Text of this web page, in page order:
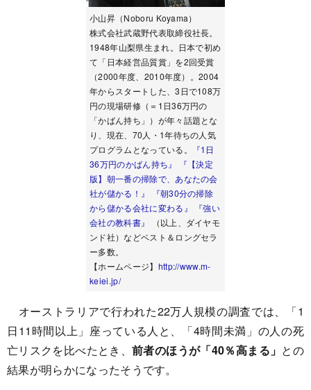
小山昇（Noboru Koyama）
株式会社武蔵野代表取締役社長。
1948年山梨県生まれ。日本で初め
て「日本経営品質賞」を2回受賞
（2000年度、2010年度）。2004
年からスタートした、3日で108万
円の現場研修（＝1日36万円の
「かばん持ち」）が年々話題とな
り、現在、70人・1年待ちの人気
プログラムとなっている。
『1日
36万円のかばん持ち』
『【決定
版】朝一番の掃除で、あなたの会
社が儲かる！』
『朝30分の掃除
から儲かる会社に変わる』
『強い
会社の教科書』
（以上、ダイヤモ
ンド社）などベスト＆ロングセラ
ー多数。
【ホームページ】 http://www.m-
keiei.jp/
オーストラリアで行われた22万人規模の調査では、「1
日11時間以上」座っている人と、「4時間未満」の人の死
亡リスクを比べたとき、前者のほうが「40％高まる」 との
結果が明らかになったそうです。